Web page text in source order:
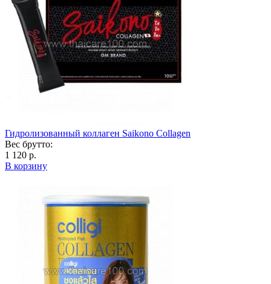
Гидролизованный коллаген Saikono Collagen
Вес брутто:
1 120 р.
В корзину